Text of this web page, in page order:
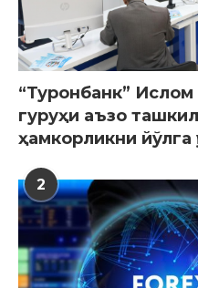
“Туронбанк” Ислом
гуруҳи аъзо
ҳамкорликни йўлга
2